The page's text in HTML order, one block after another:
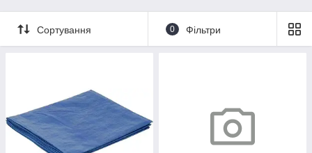
Сортування 0 Фільтри